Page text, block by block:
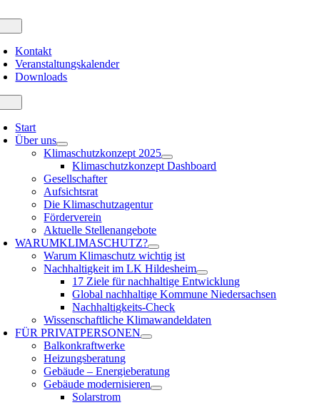
Inhalt
springen
Kontakt
Veranstaltungskalender
Downloads
Start
Über uns
Klimaschutzkonzept 2025
Klimaschutzkonzept Dashboard
Gesellschafter
Aufsichtsrat
Die Klimaschutzagentur
Förderverein
Aktuelle Stellenangebote
WARUMKLIMASCHUTZ?
Warum Klimaschutz wichtig ist
Nachhaltigkeit im LK Hildesheim
17 Ziele für nachhaltige Entwicklung
Global nachhaltige Kommune Niedersachsen
Nachhaltigkeits-Check
Wissenschaftliche Klimawandeldaten
FÜRPRIVATPERSONEN
Balkonkraftwerke
Heizungsberatung
Gebäude – Energieberatung
Gebäude modernisieren
Solarstrom